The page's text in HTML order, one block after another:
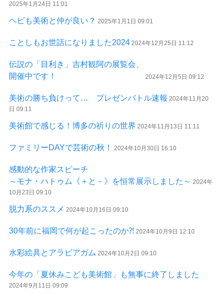
2025年1月24日 11:01
ヘビも美術と仲が良い？ 2025年1月1日 09:01
ことしもお世話になりました2024 2024年12月25日 11:12
伝説の「目利き」吉村観阿の展覧会、
開催中です！
2024年12月5日 09:12
美術の勝ち負けって… プレゼンバトル速報 2024年11月20
日 09:11
美術館で感じる！博多の祈りの世界 2024年11月13日 11:11
ファミリーDAYで芸術の秋！ 2024年10月30日 16:10
感動的な作家スピーチ
～モナ・ハトゥム《＋と－》を恒常展示しました～ 2024年
10月23日 09:10
脱力系のススメ 2024年10月16日 09:10
30年前に福岡で何が起こったのか⁈ 2024年10月9日 12:10
水彩絵具とアラビアガム 2024年10月2日 09:10
今年の「夏休みこども美術館」も無事に終了しました
2024年9月11日 09:09